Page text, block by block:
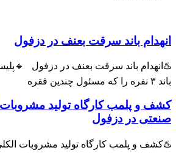
باند سرقت بعنف در دزفول
باند سرقت بعنف در دزفول 🔹پلیس
فقره
و پلمب کارگاه تولید مشروبات
در دزفول
و پلمب کارگاه تولید مشروبات الکلی